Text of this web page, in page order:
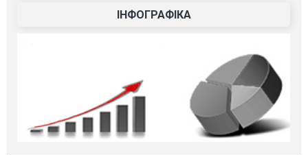
ІНФОГРАФІКА